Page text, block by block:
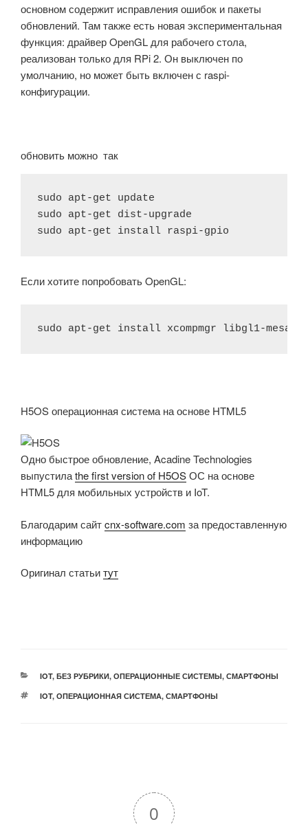
основном содержит исправления ошибок и пакеты
обновлений. Там также есть новая экспериментальная
функция: драйвер OpenGL для рабочего стола,
реализован только для RPi 2. Он выключен по
умолчанию, но может быть включен с raspi-
конфигурации.
обновить можно так
sudo apt-get update
sudo apt-get dist-upgrade
sudo apt-get install raspi-gpio
Если хотите попробовать OpenGL:
sudo apt-get install xcompmgr libgl1-mesa-
H5OS операционная система на основе HTML5
Одно быстрое обновление, Acadine Technologies
выпустилаthe first version of H5OSОС на основе
HTML5 для мобильных устройств и IoT.
Благодарим сайтcnx-software.com за предоставленную
информацию
Оригинал статьитут
РУБРИКИ
IOT, БЕЗ РУБРИКИ, ОПЕРАЦИОННЫЕ СИСТЕМЫ, СМАРТФОНЫ
МЕТКИ
IOT, ОПЕРАЦИОННАЯ СИСТЕМА, СМАРТФОНЫ
0